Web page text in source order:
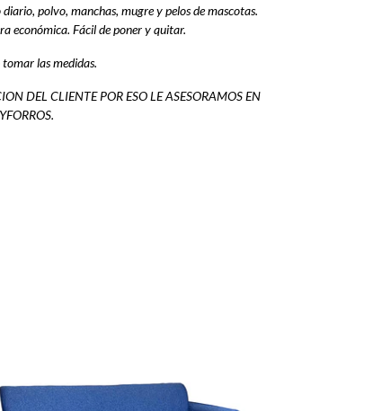
polvo, manchas, mugre y pelos de mascotas.
económica. Fácil de poner y quitar.
las medidas.
DEL CLIENTE POR ESO LE ASESORAMOS EN